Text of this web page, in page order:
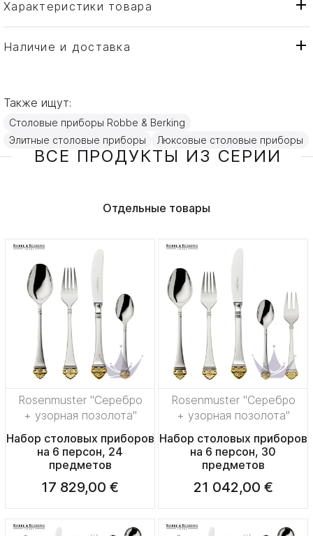
Характеристики товара
Бренд
Robbe & Berking
Страна производителя
Наличие и доставка
Также ищут:
Столовые приборы Robbe & Berking
Элитные столовые приборы
Люксовые столовые приборы
ВСЕ ПРОДУКТЫ ИЗ СЕРИИ
Отдельные товары
Rosenmuster "Серебро
+ узорная позолота"
Набор столовых приборов
на 6 персон, 24
предметов
17 829,00 €
Rosenmuster "Серебро
+ узорная позолота"
Набор столовых приборов
на 6 персон, 30
предметов
21 042,00 €